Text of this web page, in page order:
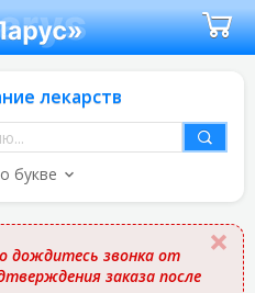
лекарств
букве
дождитесь звонка от
заказа после